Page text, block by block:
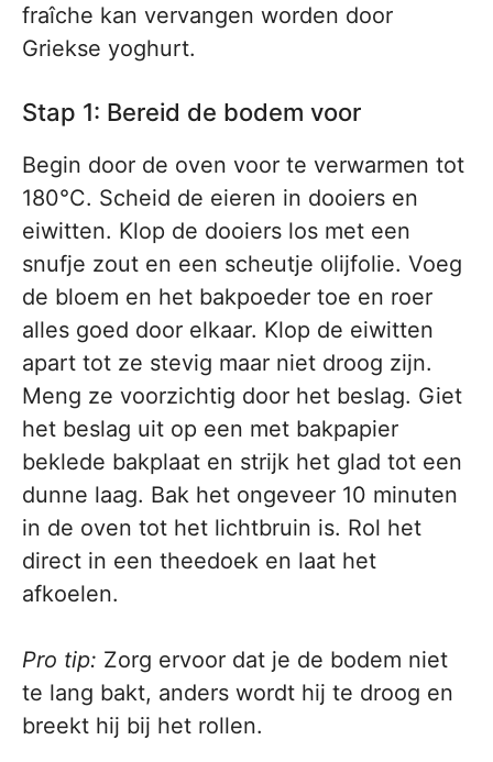
fraîche kan vervangen worden door
Griekse yoghurt.
Stap 1: Bereid de bodem voor
Begin door de oven voor te verwarmen tot
180°C. Scheid de eieren in dooiers en
eiwitten. Klop de dooiers los met een
snufje zout en een scheutje olijfolie. Voeg
de bloem en het bakpoeder toe en roer
alles goed door elkaar. Klop de eiwitten
apart tot ze stevig maar niet droog zijn.
Meng ze voorzichtig door het beslag. Giet
het beslag uit op een met bakpapier
beklede bakplaat en strijk het glad tot een
dunne laag. Bak het ongeveer 10 minuten
in de oven tot het lichtbruin is. Rol het
direct in een theedoek en laat het
afkoelen.
Pro tip: Zorg ervoor dat je de bodem niet
te lang bakt, anders wordt hij te droog en
breekt hij bij het rollen.